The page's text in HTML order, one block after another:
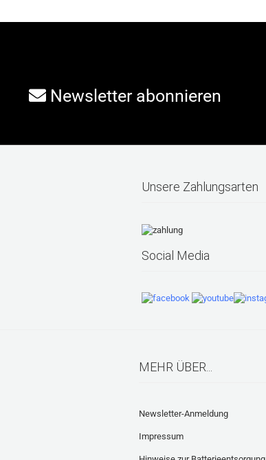
Newsletter abonnieren
Unsere Zahlungsarten
Social Media
MEHR ÜBER...
Newsletter-Anmeldung
Impressum